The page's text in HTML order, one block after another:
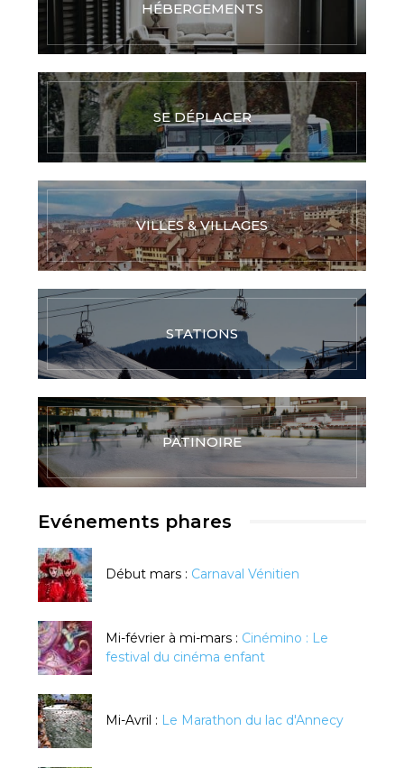
HÉBERGEMENTS
SE DÉPLACER
VILLES & VILLAGES
STATIONS
PATINOIRE
Evénements phares
Début mars : Carnaval Vénitien
Mi-février à mi-mars : Cinémino : Le
festival du cinéma enfant
Mi-Avril : Le Marathon du lac d'Annecy